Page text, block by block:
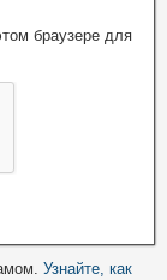
браузере для
Узнайте, как